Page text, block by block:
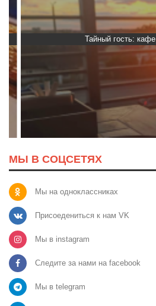
Тайный гость: кафе
МЫ В СОЦСЕТЯХ
Мы на одноклассниках
Присоедениться к нам VK
Мы в instagram
Следите за нами на facebook
Мы в telegram